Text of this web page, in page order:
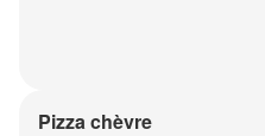
Pizza chèvre